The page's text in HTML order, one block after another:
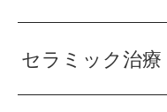
セラミック治療